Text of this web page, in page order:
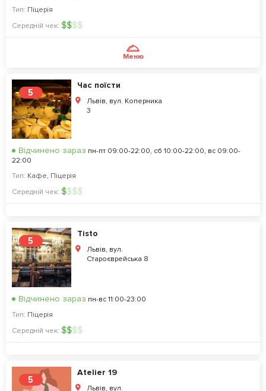
Тип: Піцерія
Середній чек: $$$$
Меню
5
Час поїсти
Львів, вул. Коперника
3
Відчинено зараз пн-пт 09:00-22:00, сб 10:00-22:00, вс 09:00-
22:00
Тип: Кафе, Піцерія
Середній чек: $$$$
5
Tisto
Львів, вул.
Староєврейська 8
Відчинено зараз пн-вс 11:00-23:00
Тип: Піцерія
Середній чек: $$$$
5
Atelier 19
Львів, вул.